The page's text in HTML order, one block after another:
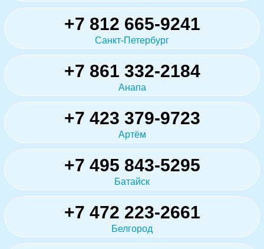
+7 812 665-9241
Санкт-Петербург
+7 861 332-2184
Анапа
+7 423 379-9723
Артём
+7 495 843-5295
Батайск
+7 472 223-2661
Белгород